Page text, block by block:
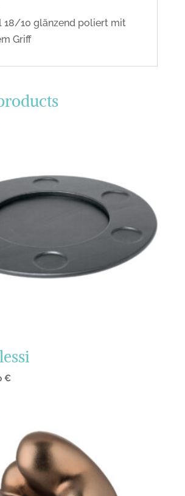
18/10 glänzend poliert mit
Griff
€